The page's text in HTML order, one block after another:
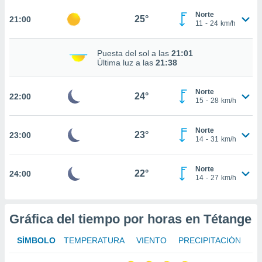
que
sean
para
ni para
no
web a
abono
21:00 25°
Norte
11 - 24 km/h
Puesta del sol a las 21:01
Última luz a las 21:38
22:00 24°
Norte
15 - 28 km/h
23:00 23°
Norte
14 - 31 km/h
24:00 22°
Norte
14 - 27 km/h
Gráfica del tiempo por horas en Tétange
SÍMBOLO TEMPERATURA VIENTO PRECIPITACIÓN